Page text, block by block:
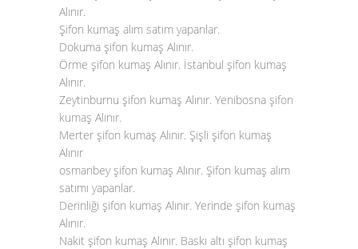
Alınır.
Şifon kumaş alım satım yapanlar.
Dokuma şifon kumaş Alınır.
Örme şifon kumaş Alınır. İstanbul şifon kumaş
Alınır.
Zeytinburnu şifon kumaş Alınır. Yenibosna şifon
kumaş Alınır.
Merter şifon kumaş Alınır. Şişli şifon kumaş
Alınır
osmanbey şifon kumaş Alınır. Şifon kumaş alım
satımı yapanlar.
Derinliği şifon kumaş Alınır. Yerinde şifon kumaş
Alınır.
Nakit şifon kumaş Alınır. Baskı altı şifon kumaş